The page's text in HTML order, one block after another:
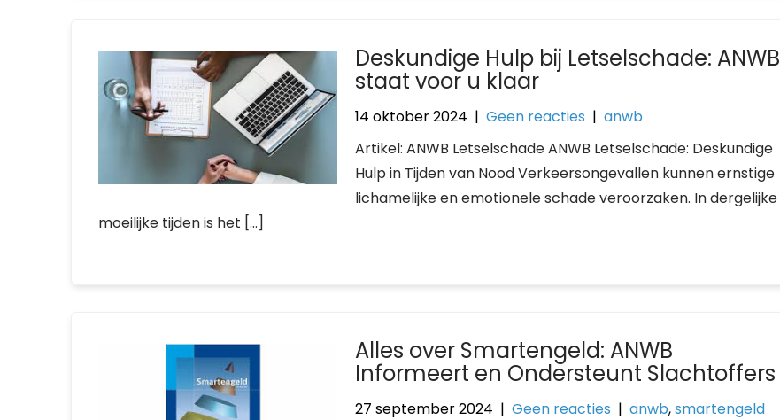
Deskundige Hulp bij Letselschade: ANWB
staat voor u klaar
14 oktober 2024 |Geen reacties |anwb
Artikel: ANWB Letselschade ANWB Letselschade: Deskundige
Hulp in Tijden van Nood Verkeersongevallen kunnen ernstige
lichamelijke en emotionele schade veroorzaken. In dergelijke
moeilijke tijden is het […]
Alles over Smartengeld: ANWB
Informeert en Ondersteunt Slachtoffers
27 september 2024 |Geen reacties |anwb,smartengeld